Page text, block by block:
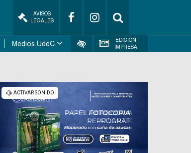
AVISOS
LEGALES
Medios UdeC
EDICIÓN
IMPRESA